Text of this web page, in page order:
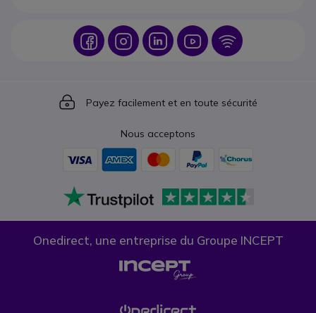
Icon IconIcon Icon Icon
Icon
Payez facilement et en toute sécurité
Nous acceptons
Onedirect, une entreprise du Groupe INCEPT